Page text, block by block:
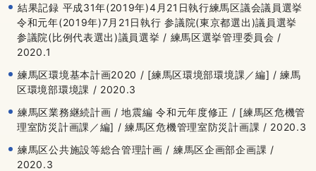
結果記録 平成31年(2019年)4月21日執行練馬区議会議員選挙
令和元年(2019年)7月21日執行 参議院(東京都選出)議員選挙
参議院(比例代表選出)議員選挙 / 練馬区選挙管理委員会 /
2020.1
練馬区環境基本計画2020 / [練馬区環境部環境課／編] / 練馬
区環境部環境課 / 2020.3
練馬区業務継続計画 / 地震編 令和元年度修正 / [練馬区危機管
理室防災計画課／編] / 練馬区危機管理室防災計画課 / 2020.3
練馬区公共施設等総合管理計画 / 練馬区企画部企画課 /
2020.3